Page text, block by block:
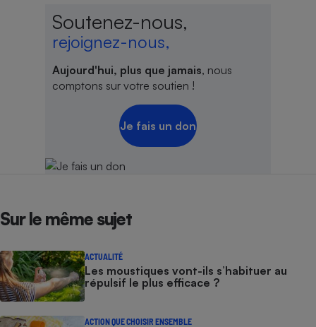
Soutenez-nous,
rejoignez-nous,
Aujourd'hui, plus que jamais, nous
comptons sur votre soutien !
Je fais un don
Sur le même sujet
ACTUALITÉ
Les moustiques vont-ils s’habituer au
répulsif le plus efficace ?
ACTION QUE CHOISIR ENSEMBLE